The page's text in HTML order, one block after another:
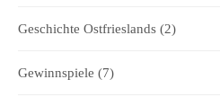
Geschichte Ostfrieslands (2)
Gewinnspiele (7)